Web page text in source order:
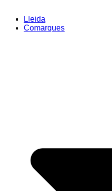
Lleida
Comarques